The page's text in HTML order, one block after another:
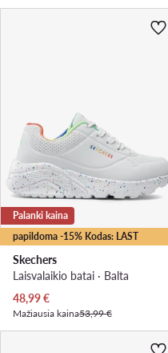
papildoma -15% Kodas: LAST
Palanki kaina
Skechers
Laisvalaikio batai · Balta
Dabartinė kaina
48,99€
Mažiausia kaina53,99 €